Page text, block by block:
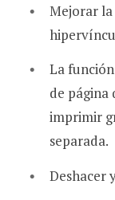
Mejorar
La
de página
imprimir
separada.
Deshacer